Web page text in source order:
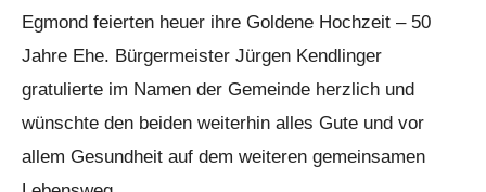
Egmond feierten heuer ihre Goldene Hochzeit – 50
Jahre Ehe. Bürgermeister Jürgen Kendlinger
gratulierte im Namen der Gemeinde herzlich und
wünschte den beiden weiterhin alles Gute und vor
allem Gesundheit auf dem weiteren gemeinsamen